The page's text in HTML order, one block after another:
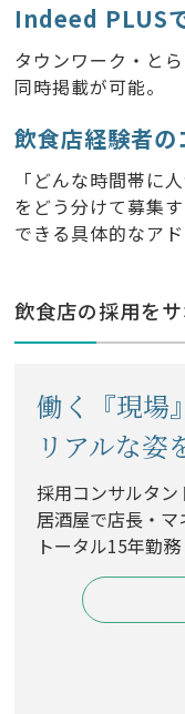
Indeed PLUS
タウンワーク・と
同時掲載が可能。
飲食店経験者
「どんな時間帯に
をどう分けて募集
できる具体的なア
飲食店の採用を
働く『現場
リアルな姿
採用コンサルタ
居酒屋で店長・
トータル15年勤務